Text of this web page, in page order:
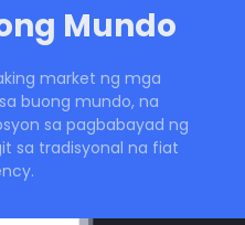
Mundo
market ng mga
buong mundo, na
sa pagbabayad ng
sa tradisyonal na fiat